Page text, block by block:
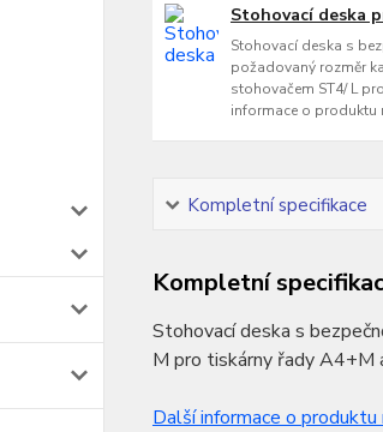
Stohovací deska
Stohovací deska s
požadovaný rozměr
stohovačem ST4/ L
informace o produktu
Kompletní specifikace
Kompletní
Stohovací deska s
M pro tiskárny řady A4+M
Další informace o